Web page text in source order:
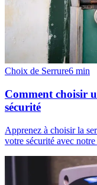
Choix de Serrure6 min
Comment choisir
sécurité
Apprenez à choisir la
votre sécurité avec